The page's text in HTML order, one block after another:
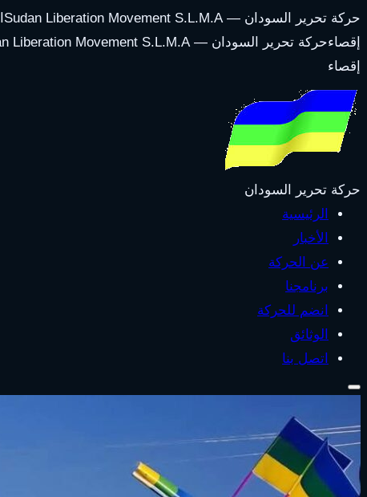
حركة تحرير السودان — Sudan Liberation Movement S.L.M.A
إقصاءحركة تحرير السودان — Sudan Liberation Movement S.L.M.A
إقصاء
حركة تحرير السودان
الرئيسية
الأخبار
عن الحركة
برنامجنا
انضم للحركة
الوثائق
اتصل بنا